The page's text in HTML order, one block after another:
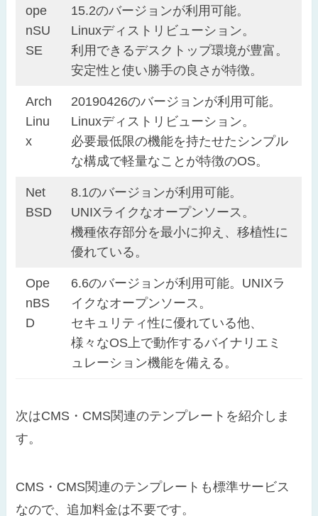
ope
nSU
SE
15.2のバージョンが利用可能。
Linuxディストリビューション。
利用できるデスクトップ環境が豊富。
安定性と使い勝手の良さが特徴。
Arch
Linu
x
20190426のバージョンが利用可能。
Linuxディストリビューション。
必要最低限の機能を持たせたシンプル
な構成で軽量なことが特徴のOS。
Net
BSD
8.1のバージョンが利用可能。
UNIXライクなオープンソース。
機種依存部分を最小に抑え、移植性に
優れている。
Ope
nBS
D
6.6のバージョンが利用可能。UNIXラ
イクなオープンソース。
セキュリティ性に優れている他、
様々なOS上で動作するバイナリエミ
ュレーション機能を備える。
次はCMS・CMS関連のテンプレートを紹介しま
す。
CMS・CMS関連のテンプレートも標準サービス
なので、追加料金は不要です。